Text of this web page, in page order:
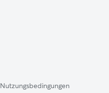
Nutzungsbedingungen